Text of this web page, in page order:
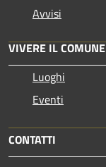
Avvisi
VIVERE IL COMUNE
Luoghi
Eventi
CONTATTI